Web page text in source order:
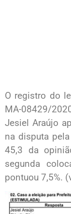
O registro do
MA-08429/
Jesiel Araújo
na disputa
45,3 da
segunda
pontuou 7,5%.